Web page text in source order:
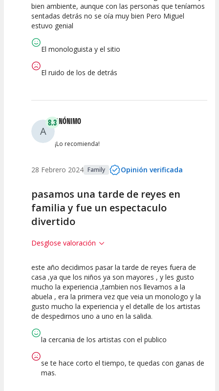
Calidad del
Espectáculo
Puesta en
Interpretación
bien ambiente, aunque con las personas que teníamos
sentadas detrás no se oía muy bien Pero Miguel
estuvo genial
El monologuista y el sitio
El ruido de los de detrás
A
8.3ANÓNIMO
¡Lo recomienda!
28 Febrero 2024 Family Opinión verificada
pasamos una tarde de reyes en
familia y fue un espectaculo
divertido
Desglose valoración
7.5
Calidad del
Espectáculo
7.5
Puesta en
Escena
10
Interpretación
artística
este año decidimos pasar la tarde de reyes fuera de
casa ,ya que los niños ya son mayores , y les gusto
mucho la experiencia ,tambien nos llevamos a la
abuela , era la primera vez que veia un monologo y la
gusto mucho la experiencia y el detalle de los artistas
de despedirnos uno a uno en la salida.
la cercania de los artistas con el publico
se te hace corto el tiempo, te quedas con ganas de
mas.